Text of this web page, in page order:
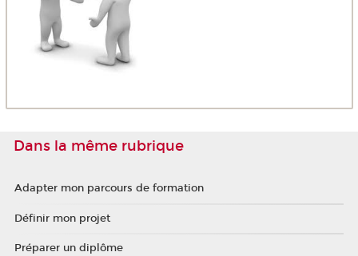
Dans la même rubrique
Adapter mon parcours de formation
Définir mon projet
Préparer un diplôme